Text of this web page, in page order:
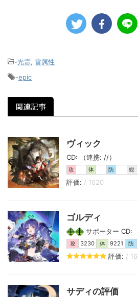
-光霊 雷属性
-epic
関連記事
ヴィック
CD: （連携: //）
攻 体 防 総
評価: / 1620
ゴルディ
サポーター CD:
攻 3230 体 9221 防
評価: /
サディの評価